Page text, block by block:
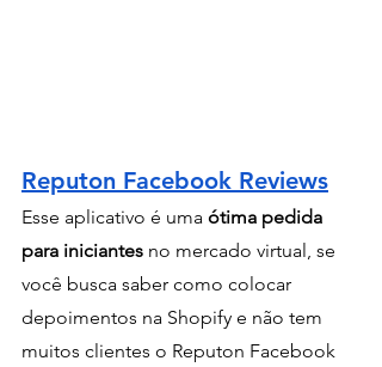
Reputon Facebook Reviews
Esse aplicativo é uma ótima pedida
para iniciantes no mercado virtual, se
você busca saber como colocar
depoimentos na Shopify e não tem
muitos clientes o Reputon Facebook